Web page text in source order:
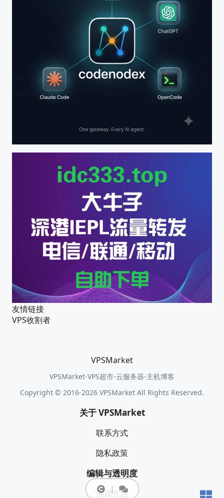
友情链接
VPS收割者
VPSMarket
VPSMarket-VPS超市-云服务器-主机博客
Copyright © 2016-2026 VPSMarket All Rights Reserved.
关于 VPSMarket
联系方式
隐私政策
编辑与透明度
测试方法